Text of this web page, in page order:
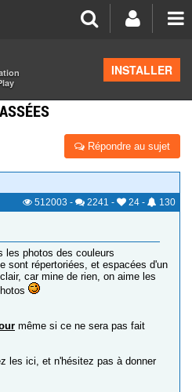
INSTALLER
ÉQUESTRES
Répondre au sujet
512003 - 2241 - 24 -
130
les photos des couleurs
sont répertoriées, et espacées d'un
car mine de rien, on aime les
même si ce ne sera pas fait
les ici, et n'hésitez pas à donner